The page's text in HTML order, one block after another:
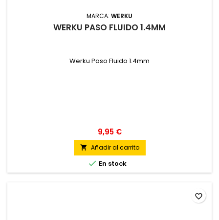
MARCA: WERKU
WERKU PASO FLUIDO 1.4MM
Werku Paso Fluido 1.4mm
9,95 €
 Añadir al carrito
 En stock
favorite_border